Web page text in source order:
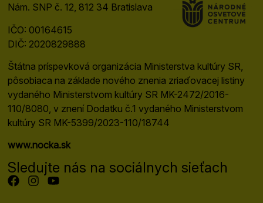
Nám. SNP č. 12, 812 34 Bratislava
IČO: 00164615
DIČ: 2020829888
Štátna príspevková organizácia Ministerstva kultúry SR,
pôsobiaca na základe nového znenia zriaďovacej listiny
vydaného Ministerstvom kultúry SR MK-2472/2016-
110/8080, v znení Dodatku č.1 vydaného Ministerstvom
kultúry SR MK-5399/2023-110/18744
www.nocka.sk
Sledujte nás na sociálnych sieťach